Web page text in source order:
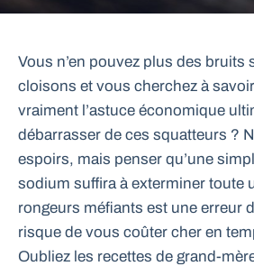
Vous n’en pouvez plus des bruits
cloisons et vous cherchez à
vraiment l’astuce économique
débarrasser de ces squatteurs ?
espoirs, mais penser qu’une
sodium suffira à exterminer toute
rongeurs méfiants est une erreur
risque de vous coûter cher en
Oubliez les recettes de grand-